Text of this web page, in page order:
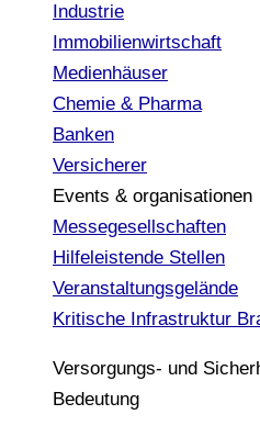
Industrie
Immobilienwirtschaft
Medienhäuser
Chemie & Pharma
Banken
Versicherer
Events & organisationen
Messegesellschaften
Hilfeleistende Stellen
Veranstaltungsgelände
Kritische Infrastruktur
Versorgungs- und
Bedeutung